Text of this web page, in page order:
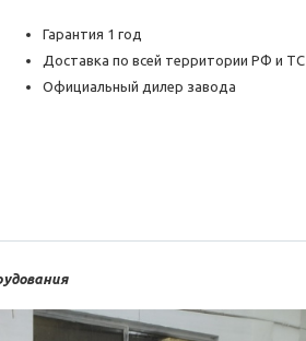
Гарантия 1 год
Доставка по всей территории РФ и ТС
Официальный дилер завода